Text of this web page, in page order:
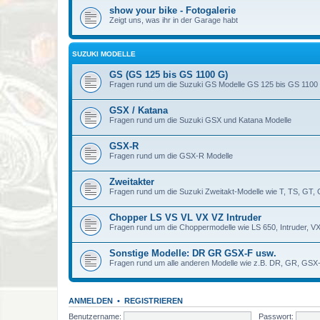
show your bike - Fotogalerie
Zeigt uns, was ihr in der Garage habt
SUZUKI MODELLE
GS (GS 125 bis GS 1100 G)
Fragen rund um die Suzuki GS Modelle GS 125 bis GS 1100
GSX / Katana
Fragen rund um die Suzuki GSX und Katana Modelle
GSX-R
Fragen rund um die GSX-R Modelle
Zweitakter
Fragen rund um die Suzuki Zweitakt-Modelle wie T, TS, GT,
Chopper LS VS VL VX VZ Intruder
Fragen rund um die Choppermodelle wie LS 650, Intruder,
Sonstige Modelle: DR GR GSX-F usw.
Fragen rund um alle anderen Modelle wie z.B. DR, GR,
ANMELDEN • REGISTRIEREN
Benutzername:
Passwort: